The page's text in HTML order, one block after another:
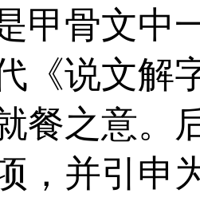
甲骨文中
《说文解
餐之意。
，并引